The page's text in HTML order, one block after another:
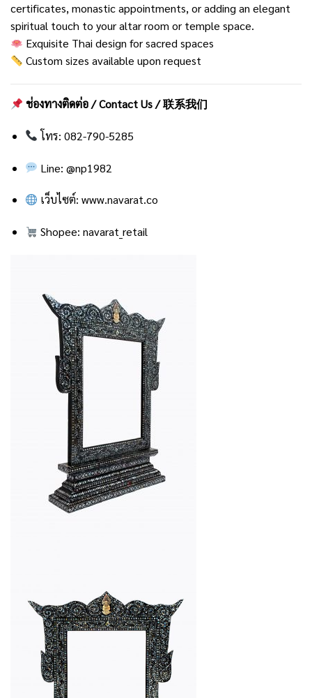
certificates, monastic appointments, or adding an elegant
spiritual touch to your altar room or temple space.
Exquisite Thai design for sacred spaces
Custom sizes available upon request
ช่องทางติดต่อ / Contact Us / 联系我们
โทร: 082-790-5285
Line:@np1982
เว็บไซต์:www.navarat.co
Shopee:navarat_retail